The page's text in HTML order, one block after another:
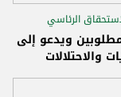
الرئاسي
ويدعو إلى
والاحتلالات